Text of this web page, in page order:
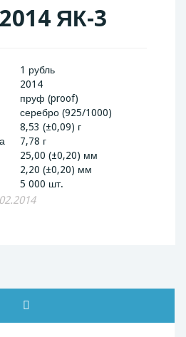
ЯК-3
1 рубль
2014
пруф (proof)
серебро (925/1000)
8,53 (±0,09) г
7,78 г
25,00 (±0,20) мм
2,20 (±0,20) мм
5 000 шт.